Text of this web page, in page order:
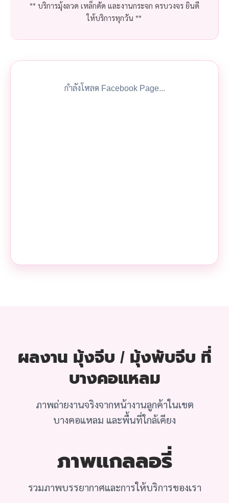
** บริการมุ้งลวด เหล็กดัด และงานกระจก ครบวงจร ยินดี
ให้บริการทุกวัน **
กำลังโหลด Facebook Page...
ผลงาน มุ้งจีบ / มุ้งพับจีบ ที่
บางคอแหลม
ภาพถ่ายงานจริงจากหน้างานลูกค้าในเขต
บางคอแหลม และพื้นที่ใกล้เคียง
ภาพแกลลอรี่
รวมภาพบรรยากาศและการให้บริการของเรา